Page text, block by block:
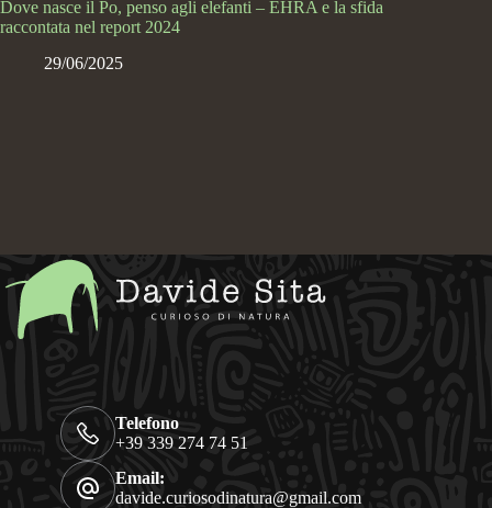
Dove nasce il Po, penso agli elefanti – EHRA e la sfida
raccontata nel report 2024
29/06/2025
Telefono
+39 339 274 74 51
Email:
davide.curiosodinatura@gmail.com